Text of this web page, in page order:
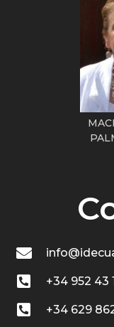
+34 952 43
+34 629